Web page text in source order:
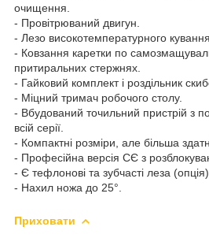
очищення.
- Провітрюваний двигун.
- Лезо високотемпературного кування.
- Ковзання каретки по
притиральних стержнях.
- Гайковий комплект і роздільник
- Міцний тримач робочого столу.
- Вбудований точильний пристрій з
всій серії.
- Компактні розміри, але більша
- Професійна версія СЄ з
- Є тефлонові та зубчасті леза (опція).
- Нахил ножа до 25°.
Приховати